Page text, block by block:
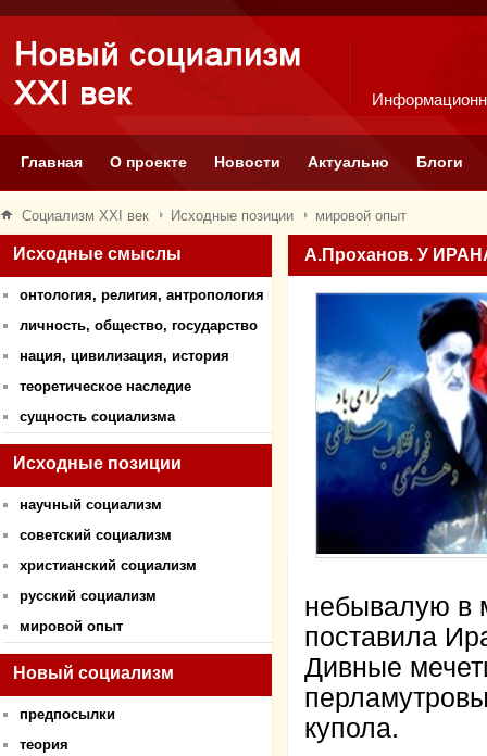
Главная О проекте Новости Актуально Блоги
Социализм XXI век Исходные позиции мировой опыт
Исходные смыслы
онтология, религия, антропология
личность, общество, государство
нация, цивилизация, история
теоретическое наследие
сущность социализма
Исходные позиции
научный социализм
советский социализм
христианский социализм
русский социализм
мировой опыт
Новый социализм
предпосылки
теория
А.Проханов. У
небывалую в
поставила
Дивные
купола.